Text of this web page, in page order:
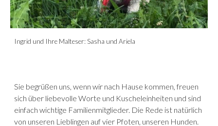
Ingrid und Ihre Malteser: Sasha und Ariela
Sie begrüßen uns, wenn wir nach Hause kommen, freuen
sich über liebevolle Worte und Kuscheleinheiten und sind
einfach wichtige Familienmitglieder. Die Rede ist natürlich
von unseren Lieblingen auf vier Pfoten, unseren Hunden.